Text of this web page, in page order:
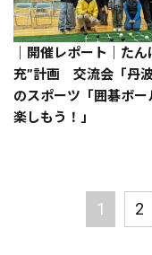
｜開催レポート｜たん
充”計画 交流会「丹
のスポーツ「囲碁ボー
楽しもう！」
1 2